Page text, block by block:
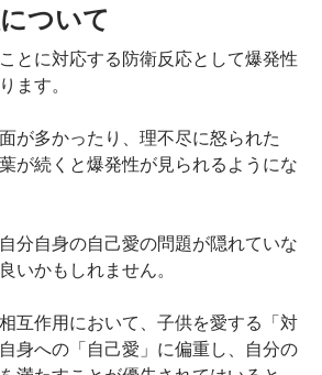
ついて
とに対応する防衛反応として爆発性
ます。
が多かったり、理不尽に怒られた
が続くと爆発性が見られるようにな
分自身の自己愛の問題が隠れていな
いかもしれません。
互作用において、子供を愛する「対
身への「自己愛」に偏重し、自分の